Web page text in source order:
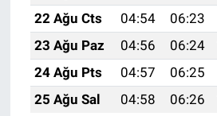
22 Ağu Cts
04:54 06:23
23 Ağu Paz
04:56 06:24
24 Ağu Pts
04:57 06:25
25 Ağu Sal
04:58 06:26